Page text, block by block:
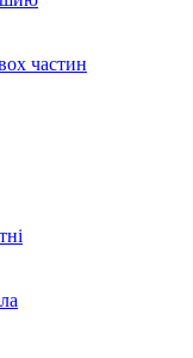
частин